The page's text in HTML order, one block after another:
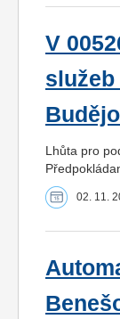
V
služeb
Lhůta pro
02. 11.